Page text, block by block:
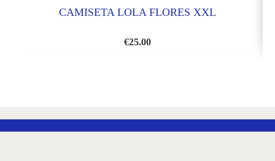
CAMISETA LOLA FLORES XXL
€25.00